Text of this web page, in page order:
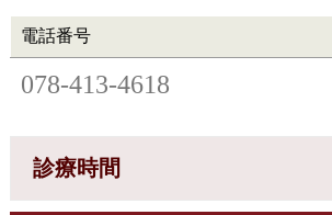
電話番号
078-413-4618
診療時間